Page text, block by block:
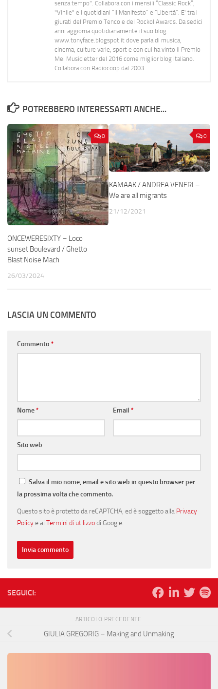
senza tempo". Collabora con i mensili “Classic Rock”,
"Vinile" e i quotidiani “Il Manifesto” e “Libertà”. E' tra i
giurati del Premio Tenco e del Rockol Awards. Da sedici
anni aggiorna quotidianamente il suo blog
www.tonyface.blogspot.it dove parla di musica,
cinema, culture varie, sport e con cui ha vinto il Premio
Mei Musicletter del 2016 come miglior blog italiano.
Collabora con Radiocoop dal 2003.
POTREBBERO INTERESSARTI ANCHE...
0
ONCEWERESIXTY – Loco
sunset Boulevard / Ghetto
Blast Noise Mach
26/03/2024
0
KAMAAK / ANDREA VENERI –
We are all migrants
21/12/2021
LASCIA UN COMMENTO
Commento*
Nome* Email *
Sito web
Salva il mio nome, email e sito web in questo browser per
la prossima volta che commento.
Questo sito è protetto da reCAPTCHA, ed è soggetto alla Privacy
Policye ai Termini di utilizzodi Google.
SEGUICI:
ARTICOLO PRECEDENTE
GIULIA GREGORIG – Making and Unmaking